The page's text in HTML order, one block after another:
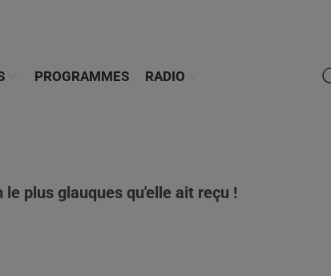
PROGRAMMES RADIO
plus glauques qu'elle ait reçu !